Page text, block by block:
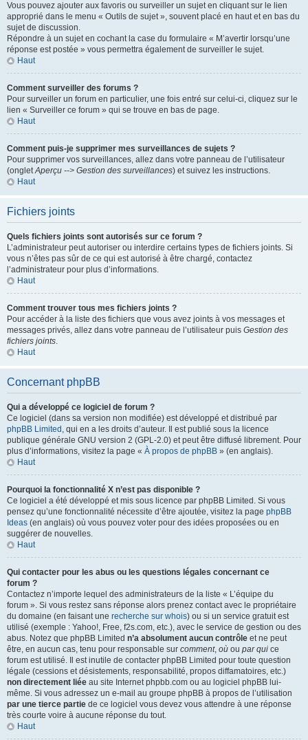
Vous pouvez ajouter aux favoris ou surveiller un sujet en cliquant sur le lien
approprié dans le menu « Outils de sujet », souvent placé en haut et en bas du
sujet de discussion.
Répondre à un sujet en cochant la case du formulaire « M’avertir lorsqu’une
réponse est postée » vous permettra également de surveiller le sujet.
Haut
Comment surveiller des forums ?
Pour surveiller un forum en particulier, une fois entré sur celui-ci, cliquez sur le
lien « Surveiller ce forum » qui se trouve en bas de page.
Haut
Comment puis-je supprimer mes surveillances de sujets ?
Pour supprimer vos surveillances, allez dans votre panneau de l’utilisateur
(ongletAperçu --> Gestion des surveillances) et suivez les instructions.
Haut
Fichiers joints
Quels fichiers joints sont autorisés sur ce forum ?
L’administrateur peut autoriser ou interdire certains types de fichiers joints. Si
vous n’êtes pas sûr de ce qui est autorisé à être chargé, contactez
l’administrateur pour plus d’informations.
Haut
Comment trouver tous mes fichiers joints ?
Pour accéder à la liste des fichiers que vous avez joints à vos messages et
messages privés, allez dans votre panneau de l’utilisateur puis Gestion des
fichiers joints.
Haut
Concernant phpBB
Qui a développé ce logiciel de forum ?
Ce logiciel (dans sa version non modifiée) est développé et distribué par
phpBB Limited , qui en a les droits d’auteur. Il est publié sous la licence
publique générale GNU version 2 (GPL-2.0) et peut être diffusé librement. Pour
plus d’informations, visitez la page « À propos de phpBB » (en anglais).
Haut
Pourquoi la fonctionnalité X n’est pas disponible ?
Ce logiciel a été développé et mis sous licence par phpBB Limited. Si vous
pensez qu’une fonctionnalité nécessite d’être ajoutée, visitez la page phpBB
Ideas (en anglais) où vous pouvez voter pour des idées proposées ou en
suggérer de nouvelles.
Haut
Qui contacter pour les abus ou les questions légales concernant ce
forum ?
Contactez n’importe lequel des administrateurs de la liste « L’équipe du
forum ». Si vous restez sans réponse alors prenez contact avec le propriétaire
du domaine (en faisant une recherche sur whois) ou si un service gratuit est
utilisé (exemple : Yahoo!, Free, f2s.com, etc.), avec le service de gestion ou des
abus. Notez que phpBB Limited n’a absolument aucun contrôle et ne peut
être, en aucun cas, tenu pour responsable sur comment, où ou par qui ce
forum est utilisé. Il est inutile de contacter phpBB Limited pour toute question
légale (cessions et désistements, responsabilité, propos diffamatoires, etc.)
non directement liée au site Internet phpbb.com ou au logiciel phpBB lui-
même. Si vous adressez un e-mail au groupe phpBB à propos de l’utilisation
par une tierce partie de ce logiciel vous devez vous attendre à une réponse
très courte voire à aucune réponse du tout.
Haut